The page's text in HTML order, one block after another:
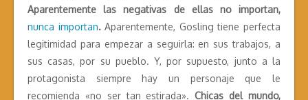
Aparentemente las negativas de ellas no importan,
nunca importan.Aparentemente, Gosling tiene perfecta
legitimidad para empezar a seguirla: en sus trabajos, a
sus casas, por su pueblo. Y, por supuesto, junto a la
protagonista siempre hay un personaje que le
recomienda «no ser tan estirada».Chicas del mundo,